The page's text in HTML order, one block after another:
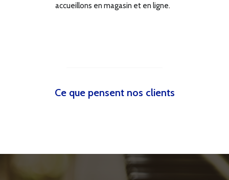
accueillons en magasin et en ligne.
Ce que pensent nos clients